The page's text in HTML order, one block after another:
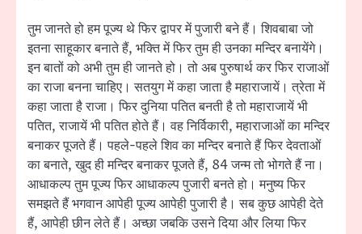
तुम जानते हो हम पूज्य थे फिर द्वापर में पुजारी बने हैं। शिवबाबा जो
इतना साहूकार बनाते हैं, भक्ति में फिर तुम ही उनका मन्दिर बनायेंगे।
इन बातों को अभी तुम ही जानते हो। तो अब पुरुषार्थ कर फिर राजाओं
का राजा बनना चाहिए। सतयुग में कहा जाता है महाराजायें। त्रेता में
कहा जाता है राजा। फिर दुनिया पतित बनती है तो महाराजायें भी
पतित, राजायें भी पतित होते हैं। वह निर्विकारी, महाराजाओं का मन्दिर
बनाकर पूजते हैं। पहले-पहले शिव का मन्दिर बनाते हैं फिर देवताओं
का बनाते, खुद ही मन्दिर बनाकर पूजते हैं, 84 जन्म तो भोगते हैं ना।
आधाकल्प तुम पूज्य फिर आधाकल्प पुजारी बनते हो। मनुष्य फिर
समझते हैं भगवान आपेही पूज्य आपेही पुजारी है। सब कुछ आपेही देते
हैं, आपेही छीन लेते हैं। अच्छा जबकि उसने दिया और लिया फिर